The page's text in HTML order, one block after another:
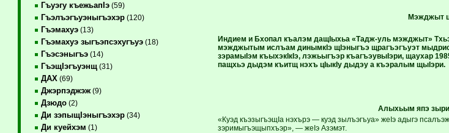
Гъуэгу къежьапIэ(59)
Гъэлъэгъуэныгъэхэр(120)
Гъэмахуэ(13)
Гъэмахуэ зыгъэпсэхугъуэ(18)
Гъэсэныгъэ(14)
ГъэщIэгъуэнщ(31)
ДАХ (69)
Джэрпэджэж(9)
Дзюдо(2)
Ди зэпыщIэныгъэхэр(34)
Ди куейхэм (1)
Мэжджыт
Индием и Бхопал къалэм дащIыхьа «Тадж-уль мэжджыт»
мэжджытым ислъам динымкIэ щIэныгъэ щрагъэгъуэт
зэрамыIэм къыхэкIкIэ, лэжьыгъэр къагъэувыIэри, щаухар
пащхьэ дыдэм къитщ нэхъ цIыкIу дыдэу а къэралым щыIэри.
Алыхьымяпэ
«Куэд къэзыгъэщIа нэхърэ — куэд зылъэгъуа» жеIэ адыгэ
зэримыгъэщыпхъэр», — жеIэ Азэмэт.